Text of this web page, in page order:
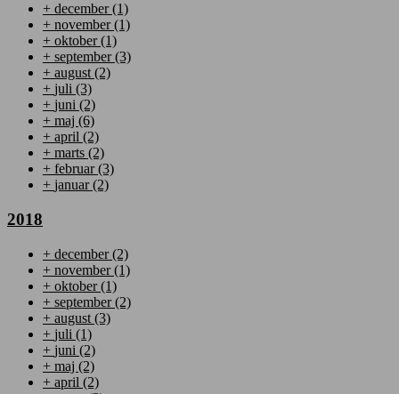
+ december(1)
+ november(1)
+ oktober(1)
+ september(3)
+ august (2)
+ juli (3)
+ juni (2)
+ maj (6)
+ april (2)
+ marts (2)
+ februar(3)
+ januar(2)
2018
+ december(2)
+ november(1)
+ oktober(1)
+ september(2)
+ august (3)
+ juli (1)
+ juni (2)
+ maj (2)
+ april (2)